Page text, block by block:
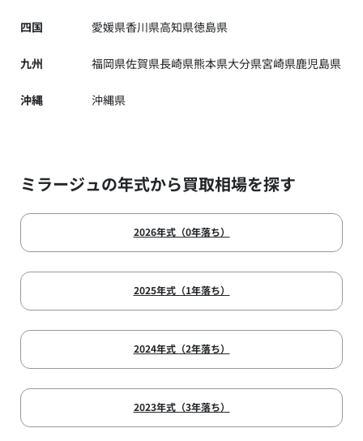
四国 愛媛県香川県高知県徳島県
九州 福岡県佐賀県長崎県熊本県大分県宮崎県鹿児島県
沖縄 沖縄県
ミラージュの年式から買取相場を探す
2026年式（0年落ち）
2025年式（1年落ち）
2024年式（2年落ち）
2023年式（3年落ち）